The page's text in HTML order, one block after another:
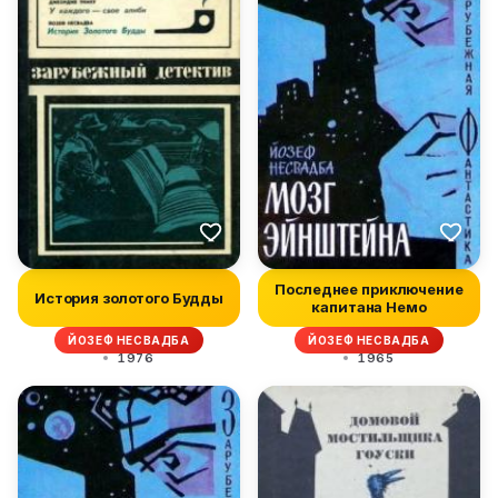
История золотого Будды
ЙОЗЕФ НЕСВАДБА
1976
Последнее приключение
капитана Немо
ЙОЗЕФ НЕСВАДБА
1965